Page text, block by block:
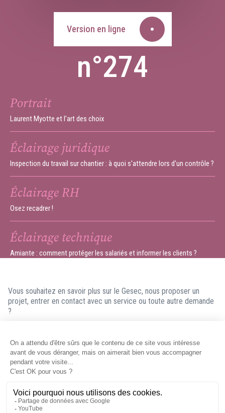
Version en ligne
n°274
Portrait
Laurent Myotte et l’art des choix
Éclairage juridique
Inspection du travail sur chantier : à quoi s'attendre lors d'un contrôle ?
Éclairage RH
Osez recadrer !
Éclairage technique
Amiante : comment protéger les salariés et informer les clients ?
Vous souhaitez en savoir plus sur le Gesec, nous proposer un
projet, entrer en contact avec un service ou toute autre demande
?
répondre dans les meilleurs délais.